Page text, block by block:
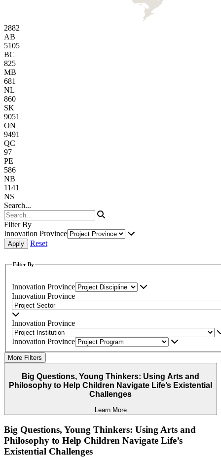
2882
AB
5105
BC
825
MB
681
NL
860
SK
9051
ON
9491
QC
97
PE
586
NB
1141
NS
Search...
Filter By
Innovation Province
Reset
Filter By
Innovation Province
Innovation Province
Innovation Province
Innovation Province
More Filters
Big Questions, Young Thinkers: Using Arts and
Philosophy to Help Children Navigate Life’s Existential
Challenges
Learn More
Big Questions, Young Thinkers: Using Arts and
Philosophy to Help Children Navigate Life’s
Existential Challenges